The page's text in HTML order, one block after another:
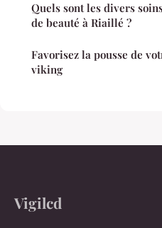
Quels sont les divers
de beauté à Riaillé ?
Favorisez la pousse de
viking
Vigilcd